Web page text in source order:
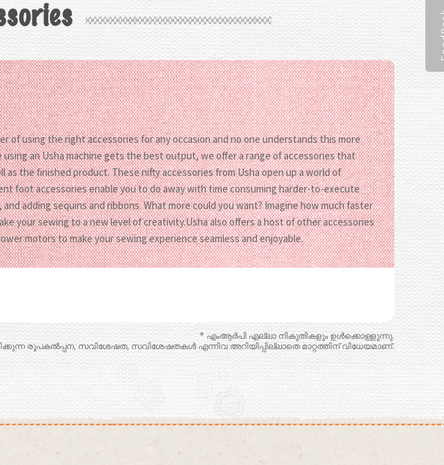
of using the right accessories for any occasion and no one understands this more
an Usha machine gets the best output, we offer a range of accessories that
as the finished product. These nifty accessories from Usha open up a world of
foot accessories enable you to do away with time consuming harder-to-execute
adding sequins and ribbons. What more could you want? Imagine how much faster
your sewing to a new level of creativity.Usha also offers a host of other accessories
motors to make your sewing experience seamless and enjoyable.
* എംആർപി എല്ലാ നികുതികളും ഉൾക്കൊള്ളുന്നു.
രൂപകൽപ്പന, സവിശേഷത, സവിശേഷതകൾ എന്നിവ അറിയിപ്പില്ലാതെ മാറ്റത്തിന് വിധേയമാണ്.